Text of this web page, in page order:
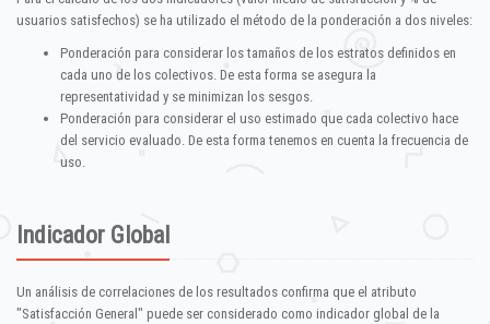
usuarios satisfechos) se ha utilizado el método de la ponderación a dos niveles:
Ponderación para considerar los tamaños de los estratos definidos en
cada uno de los colectivos. De esta forma se asegura la
representatividad y se minimizan los sesgos.
Ponderación para considerar el uso estimado que cada colectivo hace
del servicio evaluado. De esta forma tenemos en cuenta la frecuencia de
uso.
Indicador Global
Un análisis de correlaciones de los resultados confirma que el atributo
"Satisfacción General" puede ser considerado como indicador global de la